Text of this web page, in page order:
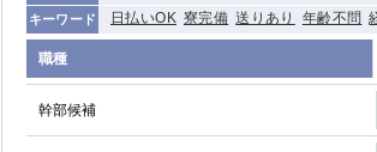
キーワード 日払いOK 寮完備 送りあり 年齢不問
職種
幹部候補
荻窪
浅草 新
五井
関内 横浜 川崎